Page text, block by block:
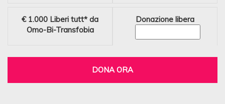
€ 1.000 Liberi tutt* da
Omo-Bi-Transfobia
Donazione libera
DONA ORA